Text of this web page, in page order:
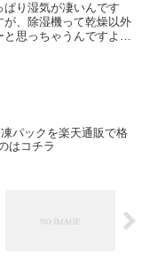
り湿気が凄いんです
、除湿機って乾燥以外
思っちゃうんですよ
パックを楽天通販で格
はコチラ